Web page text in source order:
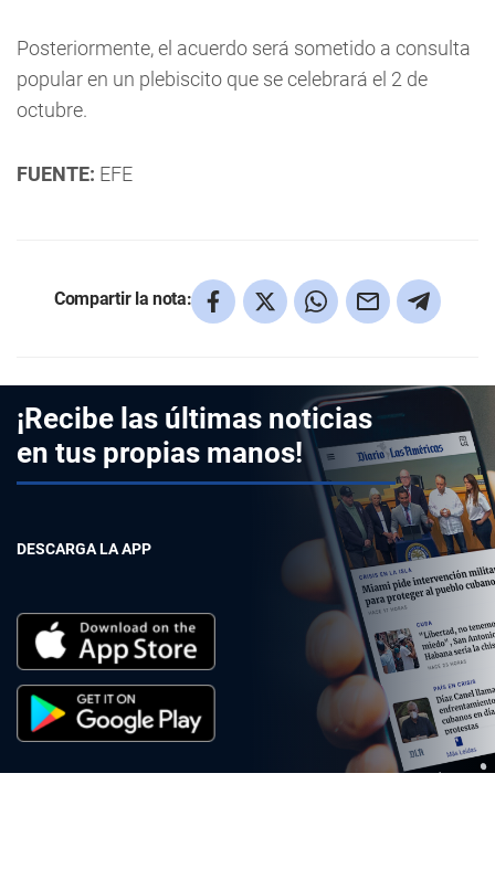
Posteriormente, el acuerdo será sometido a consulta
popular en un plebiscito que se celebrará el 2 de
octubre.
FUENTE: EFE
Compartir la nota:
¡Recibe las últimas noticias
en tus propias manos!
DESCARGA LA APP